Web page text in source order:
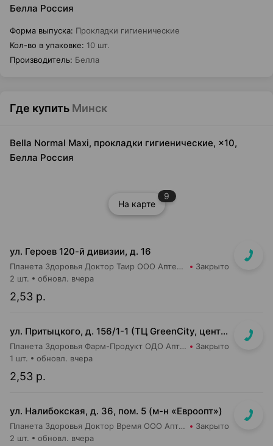
Белла Россия
Форма выпуска: Прокладки гигиенические
Кол-во в упаковке: 10 шт.
Производитель: Белла
Где купить Минск
Bella Normal Maxi, прокладки гигиенические, ×10,
Белла Россия
На карте
9
ул. Героев 120-й дивизии, д. 16
Планета Здоровья Доктор Таир ООО Аптека №2 Закрыто
2,53 р.
2 шт. обновл. вчера
ул. Притыцкого, д. 156/1-1 (ТЦ GreenCity, центральный вход со стороны метро)
Планета Здоровья Фарм-Продукт ОДО Аптека №23 Закрыто
2,53 р.
1 шт. обновл. вчера
ул. Налибокская, д. 36, пом. 5 (м-н «Евроопт»)
Планета Здоровья Доктор Время ООО Аптека №51 Закрыто
2 шт. обновл. вчера